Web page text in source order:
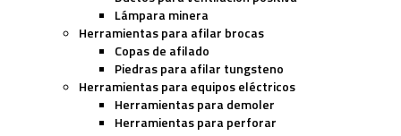
Lámpara minera
Herramientas para afilar brocas
Copas de afilado
Piedras para afilar tungsteno
Herramientas para equipos eléctricos
Herramientas para demoler
Herramientas para perforar